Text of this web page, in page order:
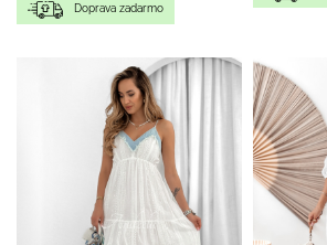
Doprava zadarmo